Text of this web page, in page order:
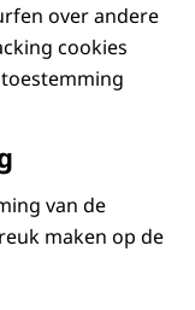
over andere
cookies
van de
maken op de